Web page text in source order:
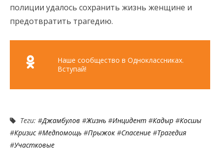
полиции удалось сохранить жизнь женщине и
предотвратить трагедию.
Наше сообщество в Одноклассниках.
Вступай!
Теги: #Джамбулов #Жизнь #Инцидент #Кадыр #Косшы
#Кризис#Медпомощь #Прыжок #Спасение #Трагедия
#Участковые